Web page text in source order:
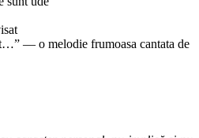
— o melodie frumoasa cantata de